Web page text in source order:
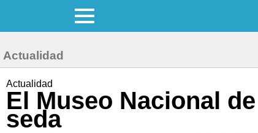
Actualidad
Actualidad
El Museo Nacional
seda